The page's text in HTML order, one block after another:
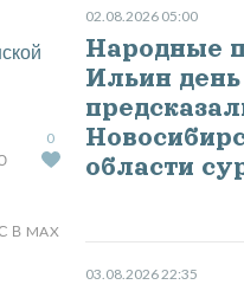
0
В MAX
02.08.2026 05:00
Народные
Ильин день
области
03.08.2026 22:35